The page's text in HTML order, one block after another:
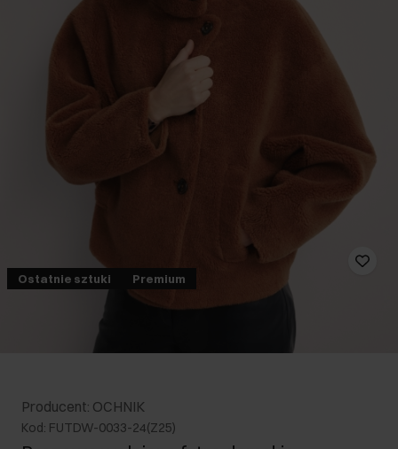
Ostatnie sztuki Premium
Producent: OCHNIK
Kod: FUTDW-0033-24(Z25)